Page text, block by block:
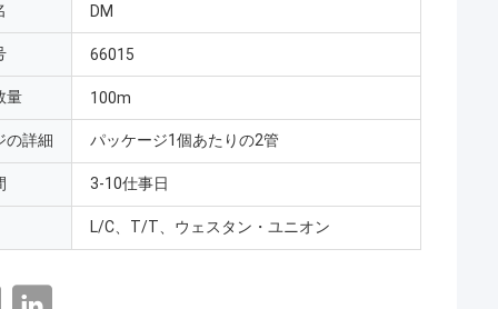
DM
66015
量 100m
の詳細 パッケージ1個あたりの2管
3-10仕事日
L/C、T/T、ウェスタン・ユニオン